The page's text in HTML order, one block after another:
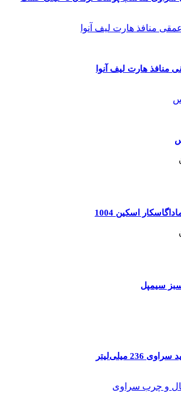
منافذ هارت لیف آنوا
اسکین 1004
سیمپل
میلی‌لیتر